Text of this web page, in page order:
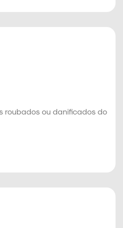
roubados ou danificados do